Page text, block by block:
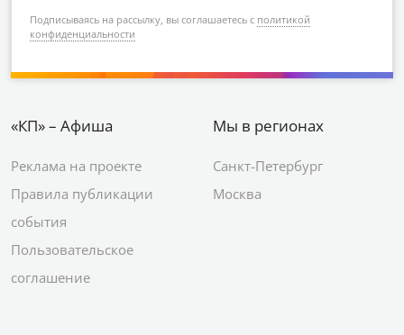
Подписываясь на рассылку, вы соглашаетесь с политикой
конфиденциальности
«КП» – Афиша
Реклама на проекте
Правила публикации
события
Пользовательское
соглашение
Мы в регионах
Санкт-Петербург
Москва